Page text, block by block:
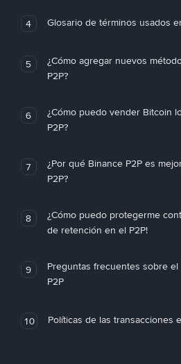
4 Glosario de términos usados
5
¿Cómo agregar nuevos
P2P?
6
¿Cómo puedo vender Bitcoin
P2P?
7
¿Por qué Binance P2P es
P2P?
8
¿Cómo puedo protegerme
de retención en el P2P!
9
Preguntas frecuentes sobre
P2P
10 Políticas de las transacciones